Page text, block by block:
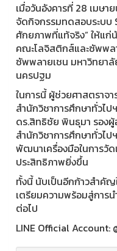
เมื่อวันอังคารที่ 28 เมษา
จัดกิจกรรมทดสอบระบบ
ศักยภาพที่แท้จริง” ให้แ
คณะโลจิสติกส์และซัพพล
ซัพพลายเชน มหาวิทยา
นครปฐม
ในการนี้ ผู้ช่วยศาสตราจ
สำนักวิชาการศึกษาทั่วไ
ดร.สิทธิชัย พินธุมา รองผู้
สำนักวิชาการศึกษาทั่วไ
พัฒนาเครื่องมือในการวั
ประสิทธิภาพยิ่งขึ้น
ทั้งนี้ นับเป็นอีกก้าวสำคั
เตรียมความพร้อมสู่การน
ต่อไป
LINE Official Account: